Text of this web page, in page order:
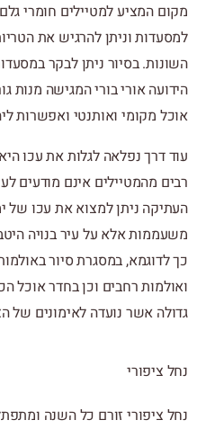
מקום המציע למטיילים חומרי
למסעדות וניתן להרגיש את
השונות. בסיור ניתן לבקר
הידועה אורי בורי המגישה מנות
אוכל מקומי ואותנטי ואפשרות
עוד דרך נפלאה לגלות את עכו
רבים מהמטיילים אינם מודעים
העתיקה ניתן למצוא את עכו של
משעממות אלא על עיר בנויה
כך לדוגמא, במסגרת סיור
ואולמות רחבים וכן בחדר אוכל
גדולה אשר נועדה לאימונים של
נחל ציפורי
נחל ציפורי זורם כל השנה